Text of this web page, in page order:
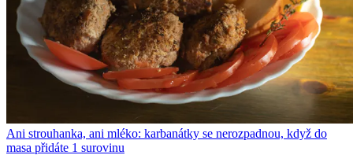
Ani strouhanka, ani mléko: karbanátky se nerozpadnou, když do
masa přidáte 1 surovinu